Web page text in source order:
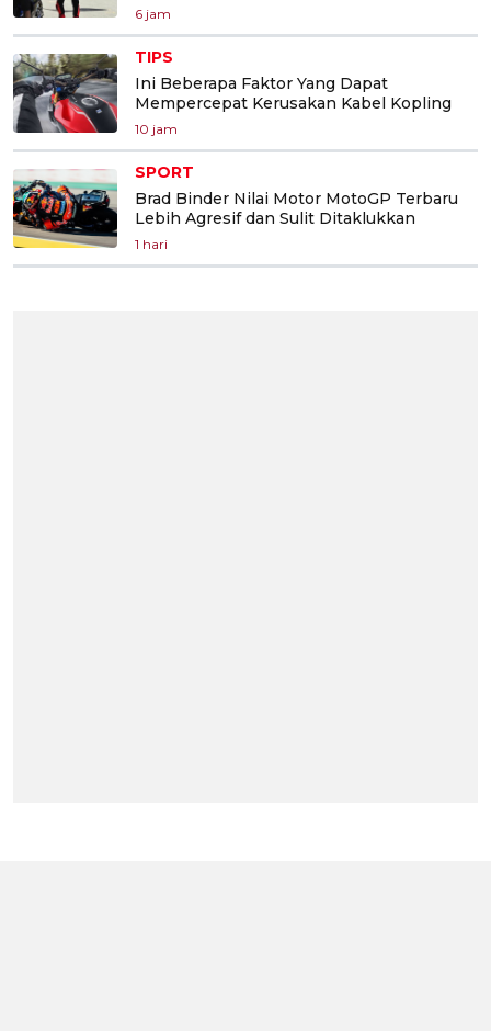
6 jam
TIPS
Ini Beberapa Faktor Yang Dapat
Mempercepat Kerusakan Kabel Kopling
10 jam
SPORT
Brad Binder Nilai Motor MotoGP Terbaru
Lebih Agresif dan Sulit Ditaklukkan
1 hari